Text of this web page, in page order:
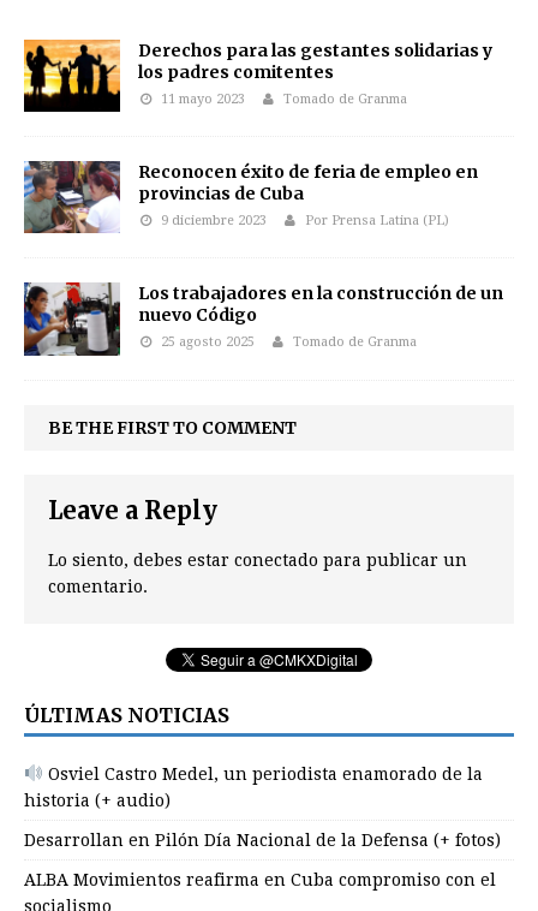
Derechos para las gestantes solidarias y
los padres comitentes
11 mayo 2023 Tomado de Granma
Reconocen éxito de feria de empleo en
provincias de Cuba
9 diciembre 2023 Por Prensa Latina (PL)
Los trabajadores en la construcción de un
nuevo Código
25 agosto 2025 Tomado de Granma
BE THE FIRST TO COMMENT
Leave a Reply
Lo siento, debes estar conectado para publicar un
comentario.
ÚLTIMAS NOTICIAS
Osviel Castro Medel, un periodista enamorado de la
historia (+ audio)
Desarrollan en Pilón Día Nacional de la Defensa (+ fotos)
ALBA Movimientos reafirma en Cuba compromiso con el
socialismo